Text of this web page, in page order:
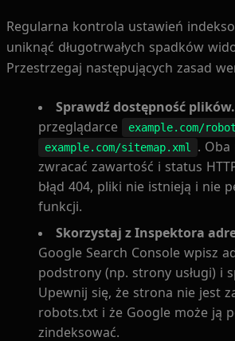
Regularna kontrola ustawień
uniknąć długotrwałych spadków
Przestrzegaj następujących zasad
Sprawdź dostępność plików.
przeglądarce
example.com/
example.com/sitemap.xml
. Oba
zwracać zawartość i status
błąd 404, pliki nie istnieją i nie
funkcji.
Skorzystaj z Inspektora
Google Search Console wpisz
podstrony (np. strony usługi) i
Upewnij się, że strona nie jest
robots.txt i że Google może ją
zindeksować.